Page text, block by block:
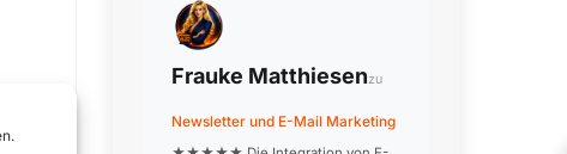
Frauke Matthiesenzu
Newsletter und E-Mail Marketing